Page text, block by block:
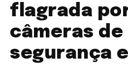
flagrada
câmeras de
segurança